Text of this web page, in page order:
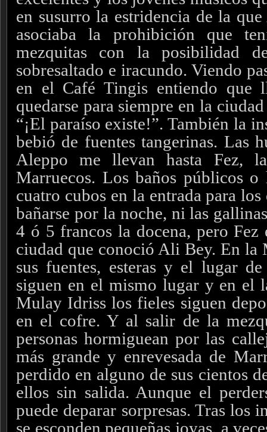
en susurro la estridencia de la
asociaba la prohibición que
mezquitas con la posibilidad
sobresaltado e iracundo. Viendo
en el Café Tingis entiendo que
quedarse para siempre en la
“¡El paraíso existe!”. También la
bebió de fuentes tangerinas. Las
Aleppo me llevan hasta Fez,
Marruecos. Los baños públicos
cuatro cubos en la entrada para
bañarse por la noche, ni las
4 ó 5 francos la docena, pero Fez
ciudad que conoció Ali Bey. En
sus fuentes, esteras y el lugar
siguen en el mismo lugar y en el
Mulay Idriss los fieles siguen
en el cofre. Y al salir de la
personas hormiguean por las
más grande y enrevesada de
perdido en alguno de sus cientos
ellos sin salida. Aunque el
puede deparar sorpresas. Tras los
se esconden pequeñas joyas, a